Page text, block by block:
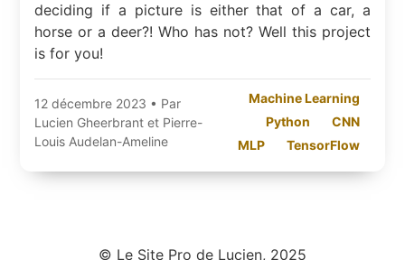
deciding if a picture is either that of a car, a
horse or a deer?! Who has not? Well this project
is for you!
12 décembre 2023 • Par
Lucien Gheerbrant et Pierre-
Louis Audelan-Ameline
Machine Learning
Python
CNN
MLP
TensorFlow
© Le Site Pro de Lucien, 2025